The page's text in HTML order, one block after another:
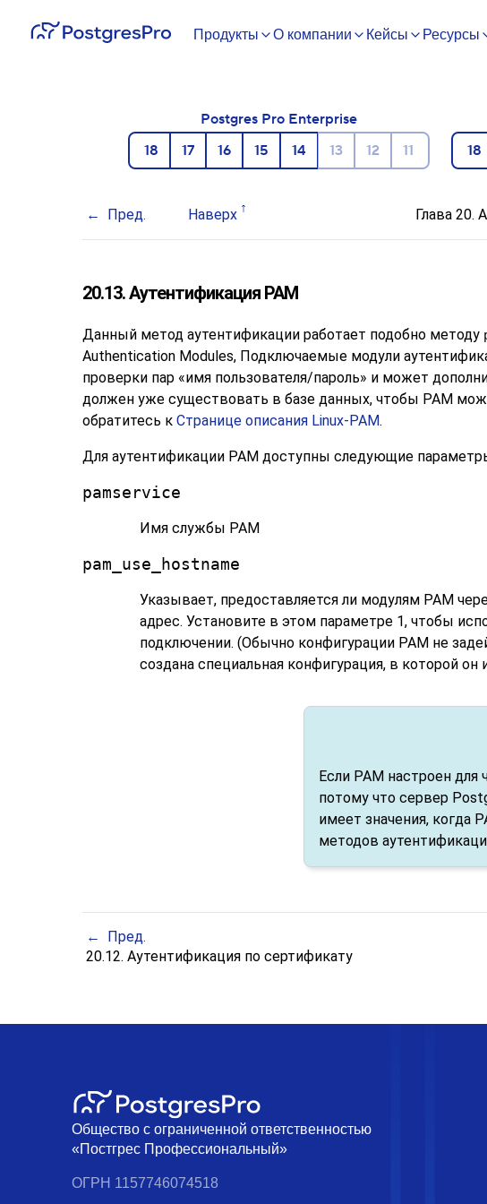
Продукты О компании Кейсы Ресурсы
Postgres Pro Enterprise
18
17 16 15 14 13 12 11
18
Пред. Наверх Глава 20.
20.13. Аутентификация PAM
Данный метод аутентификации работает подобно методу
Authentication Modules, Подключаемые модули
проверки пар «имя пользователя/пароль» и может
должен уже существовать в базе данных, чтобы PAM
обратитесь к Странице описания Linux-PAM.
Для аутентификации PAM доступны следующие
pamservice
Имя службы PAM
pam_use_hostname
Указывает, предоставляется ли модулям PAM
адрес. Установите в этом параметре 1, чтобы
подключении. (Обычно конфигурации PAM не
создана специальная конфигурация, в которой он
Если PAM настроен для
потому что сервер
имеет значения, когда
методов
Пред.
20.12. Аутентификация по сертификату
Общество с ограниченной ответственностью
«Постгрес Профессиональный»
ОГРН 1157746074518